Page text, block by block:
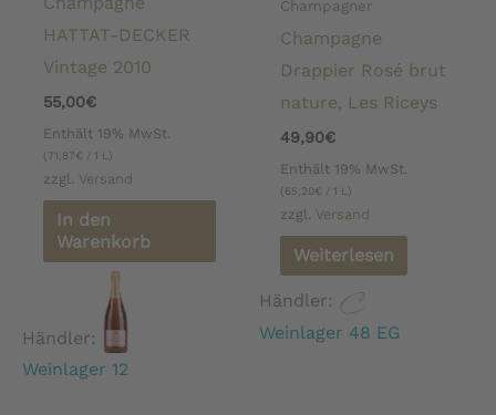
HATTAT-DECKER
Vintage 2010
55,00€
Enthält 19% MwSt.
( 71,87€ / 1 L)
zzgl. Versand
In den
Warenkorb
Händler:
Weinlager 12
Champagner
Champagne
Drappier Rosé brut
nature, Les Riceys
49,90€
Enthält 19% MwSt.
(65,20€ / 1 L)
zzgl. Versand
Weiterlesen
Händler:
Weinlager 48 EG